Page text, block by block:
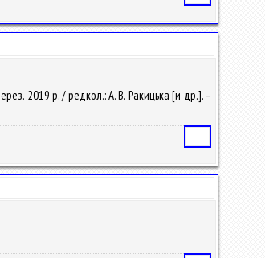
2019 р. / редкол.: А. В. Ракицька [и др.]. –